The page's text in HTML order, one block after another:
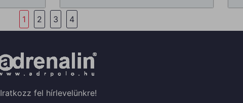
1 2 3 4
Iratkozz fel hírlevelünkre!